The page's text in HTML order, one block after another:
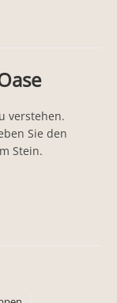
verstehen.
Sie den
Stein.